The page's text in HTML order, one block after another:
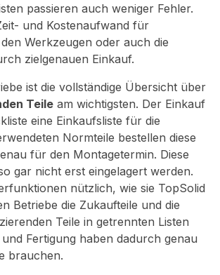
passieren auch weniger Fehler.
und Kostenaufwand für
Werkzeugen oder auch die
zielgenauen Einkauf.
ist die vollständige Übersicht über
Teile am wichtigsten. Der Einkauf
eine Einkaufsliste für die
Normteile bestellen diese
für den Montagetermin. Diese
gar nicht erst eingelagert werden.
nützlich, wie sie TopSolid
Betriebe die Zukaufteile und die
Teile in getrennten Listen
Fertigung haben dadurch genau
brauchen.